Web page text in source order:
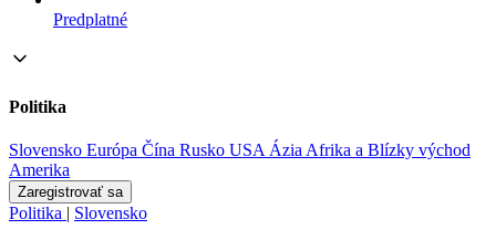
Predplatné
Politika
Slovensko Európa Čína Rusko USA ÁziaAfrika a Blízky východ
Amerika
Zaregistrovať sa
Politika | Slovensko